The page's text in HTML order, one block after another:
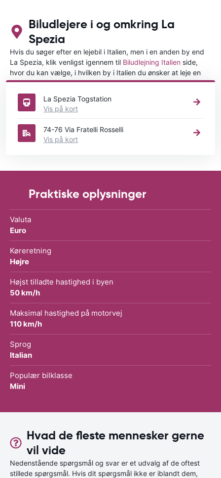
Biludlejere i og omkring La
Spezia
Hvis du søger efter en lejebil i Italien, men i en anden by end
La Spezia, klik venligst igennem til Biludlejning Italien side,
hvor du kan vælge, i hvilken by i Italien du ønsker at leje en
bil.
La Spezia Togstation
Vis på kort
74-76 Via Fratelli Rosselli
Vis på kort
Praktiske oplysninger
Valuta
Euro
Køreretning
Højre
Højst tilladte hastighed i byen
50 km/h
Maksimal hastighed på motorvej
110 km/h
Sprog
Italian
Populær bilklasse
Mini
Hvad de fleste mennesker gerne
vil vide
Nedenstående spørgsmål og svar er et udvalg af de oftest
stillede spørgsmål. Hvis dit spørgsmål ikke er iblandt dem,